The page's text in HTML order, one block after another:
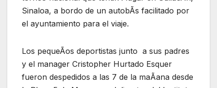
Sinaloa, a bordo de un autobÃs facilitado por
el ayuntamiento para el viaje.
Los pequeÃos deportistas junto a sus padres
y el manager Cristopher Hurtado Esquer
fueron despedidos a las 7 de la maÃana desde